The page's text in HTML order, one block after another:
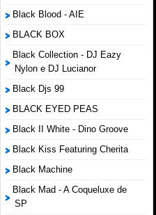
Black Blood - AIE
BLACK BOX
Black Collection - DJ Eazy
Nylon e DJ Lucianor
Black Djs 99
BLACK EYED PEAS
Black II White - Dino Groove
Black Kiss Featuring Cherita
Black Machine
Black Mad - A Coqueluxe de
SP